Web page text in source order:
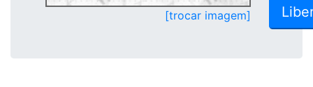
[trocar imagem]